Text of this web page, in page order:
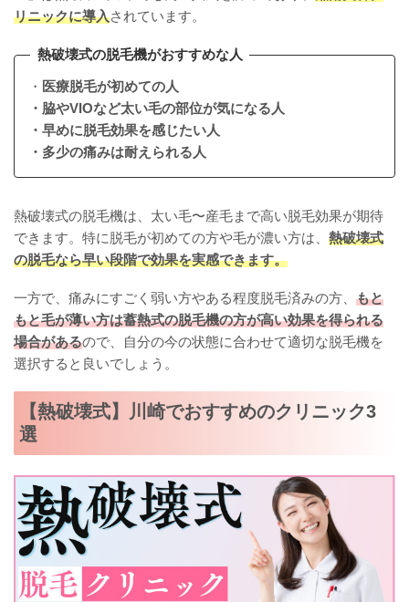
リニックに導入されています。
熱破壊式の脱毛機がおすすめな人
・ 医療脱毛が初めての人
・脇やVIOなど太い毛の部位が気になる人
・早めに脱毛効果を感じたい人
・多少の痛みは耐えられる人
熱破壊式の脱毛機は、太い毛〜産毛まで高い脱毛効果が期待
できます。特に脱毛が初めての方や毛が濃い方は、 熱破壊式
の脱毛なら早い段階で効果を実感できます。
一方で、痛みにすごく弱い方やある程度脱毛済みの方、 もと
もと毛が薄い方は蓄熱式の脱毛機の方が高い効果を得られる
場合があるので、自分の今の状態に合わせて適切な脱毛機を
選択すると良いでしょう。
【熱破壊式】川崎でおすすめのクリニック3
選